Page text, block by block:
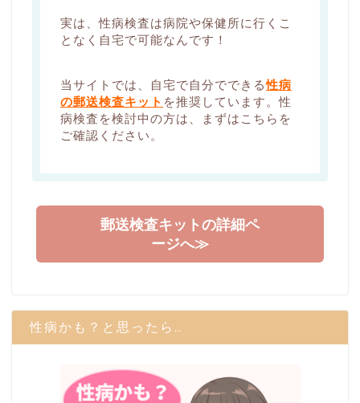
実は、性病検査は病院や保健所に行くこ
となく自宅で可能なんです！
当サイトでは、自宅で自分でできる性病
の郵送検査キット を推奨しています。性
病検査を検討中の方は、まずはこちらを
ご確認ください。
郵送検査キットの詳細ペ
ージへ≫
性病かも？と思ったら…